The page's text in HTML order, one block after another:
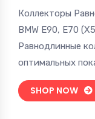
Коллекторы
BMW Е90, Е70
Равнодлинные
оптимальных
SHOP NOW